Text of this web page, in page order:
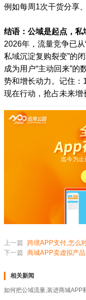
例如每周1次干货分享
结语：公域是起点，私
2026年，流量竞争已从
私域沉淀复购裂变”的
成为用户“主动回来”
势和增长动力。记住：
现在行动，抢占未来增
迄今为止
上一篇 跨境APP支付,怎么
下一篇 商城APP卖虚拟产
相关新闻
如何把公域流量,装进商城APP